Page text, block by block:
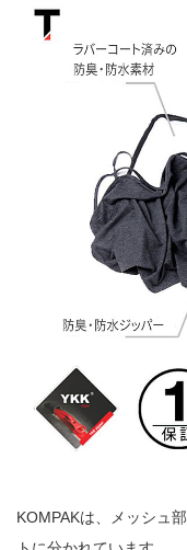
KOMPAKは、メッシュ